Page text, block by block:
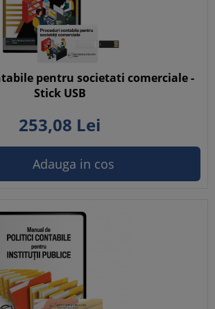
pentru societati comerciale -
Stick USB
253,08 Lei
Adauga in cos